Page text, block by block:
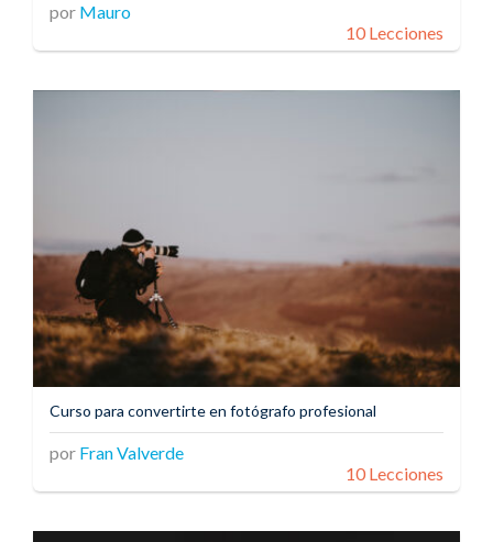
por Mauro
10 Lecciones
Curso para convertirte en fotógrafo profesional
por Fran Valverde
10 Lecciones